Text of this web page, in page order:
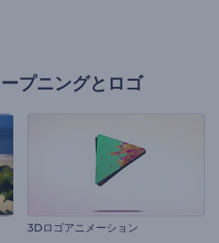
プニングとロゴ
3Dロゴアニメーション